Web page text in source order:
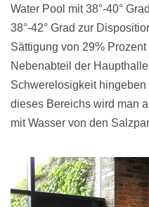
Water Pool mit 38°-40°
38°-42° Grad zur
Sättigung von 29%
Nebenabteil der
Schwerelosigkeit
dieses Bereichs wird man
mit Wasser von den